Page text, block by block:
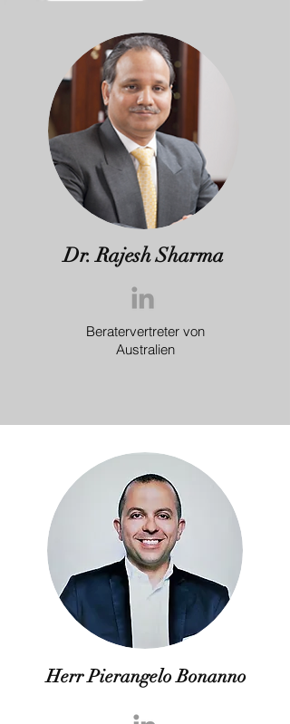
Dr. Rajesh Sharma
Beratervertreter von
Australien
Herr Pierangelo Bonanno